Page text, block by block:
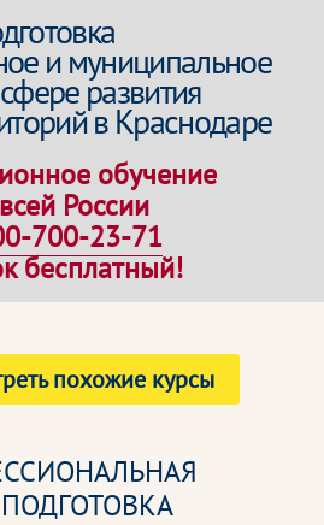
и муниципальное
развития
в Краснодаре
обучение
России
700-23-71
бесплатный!
похожие курсы